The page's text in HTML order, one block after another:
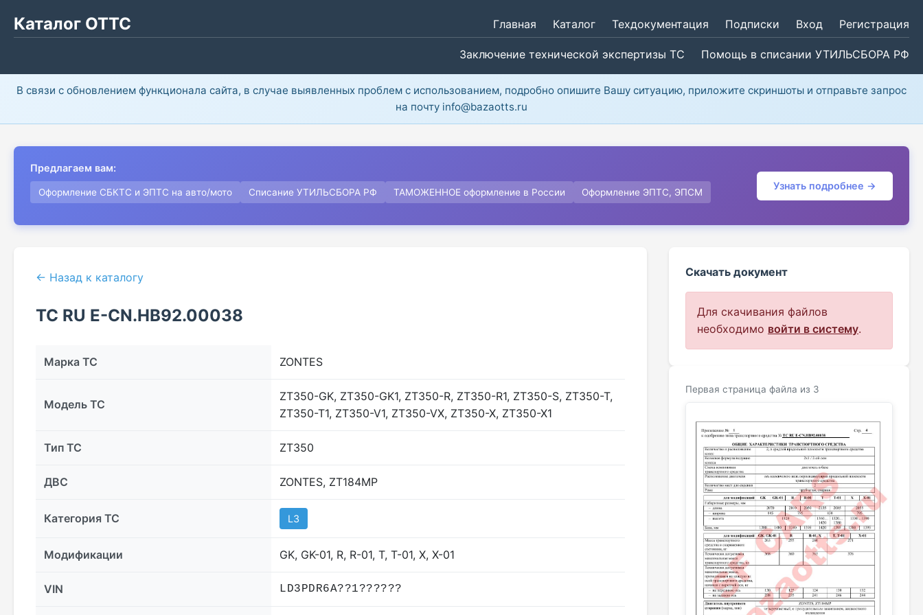
Каталог ОТТС Главная Каталог Техдокументация Подписки Вход Регистрация
Заключение технической экспертизы ТС Помощь в списании УТИЛЬСБОРА РФ
В связи с обновлением функционала сайта, в случае выявленных проблем с использованием, подробно опишите Вашу ситуацию, приложите скриншоты и отправьте запрос
на почту info@bazaotts.ru
Предлагаем вам:
Оформление СБКТС и ЭПТС на авто/мото Списание УТИЛЬСБОРА РФ ТАМОЖЕННОЕ оформление в России Оформление ЭПТС, ЭПСМ
Узнать подробнее →
← Назад к каталогу
ТС RU Е-CN.НВ92.00038
Марка ТС ZONTES
Модель ТС
ZT350-GK, ZT350-GK1, ZT350-R, ZT350-R1, ZT350-S, ZT350-T,
ZT350-T1, ZT350-V1, ZT350-VX, ZT350-X, ZT350-X1
Тип ТС ZT350
ДВС ZONTES, ZT184MP
Категория ТС L3
Модификации GK, GK-01, R, R-01, T, T-01, X, X-01
VIN LD3PDR6A??1??????
Скачать документ
Для скачивания файлов
необходимо войти в систему.
Первая страница файла из 3